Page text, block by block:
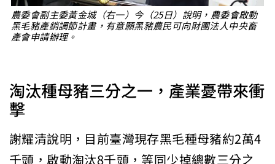
農委會副主委黃金城（右一）今（25日）說明，農委會啟動
黑毛豬產銷調節計畫，有意願黑豬農民可向財團法人中央畜
產會申請辦理。
淘汰種母豬三分之一，產業憂帶來衝
擊
謝耀清說明，目前臺灣現存黑毛種母豬約2萬4